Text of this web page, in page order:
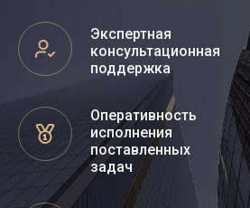
Экспертная
консультационная
поддержка
Оперативность
исполнения
поставленных
задач